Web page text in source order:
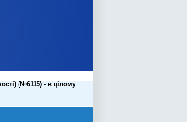
(№6115) - в цілому